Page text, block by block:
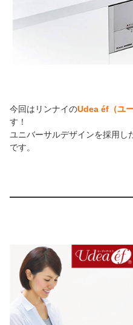
今回はリンナイのUdea éf（ユ
す！
ユニバーサルデザインを採用し
です。